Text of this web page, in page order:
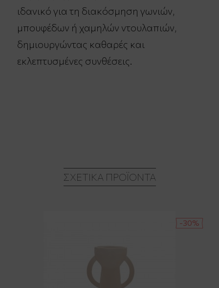
ιδανικό για τη διακόσμηση γωνιών,
μπουφέδων ή χαμηλών ντουλαπιών,
δημιουργώντας καθαρές και
εκλεπτυσμένες συνθέσεις.
ΣΧΕΤΙΚΆ ΠΡΟΪΌΝΤΑ
-30%